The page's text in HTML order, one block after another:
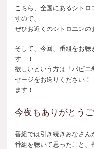
こちら、全国にあるシト
すので、
ぜひお近くのシトロエンの
そして、今回、番組をお聴
す！！
欲しいという方は「パピエ
セージをお送りください
ます！
今夜もありがとうご
番組では引き続きみなさん
番組を聴いて思ったこと、